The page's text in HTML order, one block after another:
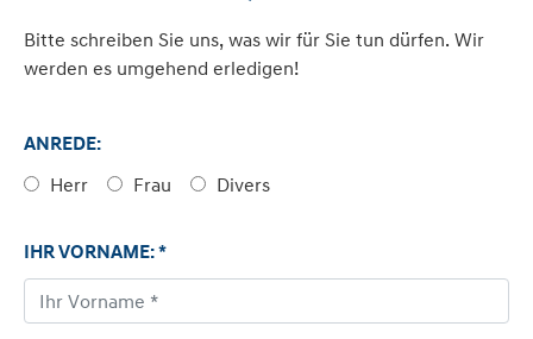
Bitte schreiben Sie uns, was wir für Sie tun dürfen. Wir
werden es umgehend erledigen!
ANREDE:
Herr
Frau Divers
IHR VORNAME: *